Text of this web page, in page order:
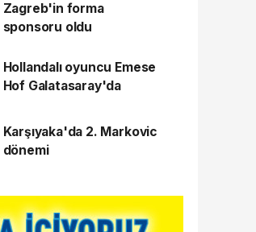
Zagreb'in forma
sponsoru oldu
Hollandalı oyuncu Emese
Hof Galatasaray'da
Karşıyaka'da 2. Markovic
dönemi